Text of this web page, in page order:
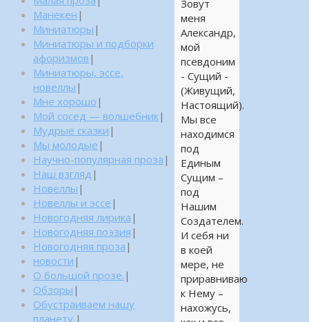
Зовут
меня
Александр,
мой
псевдоним
- Сущий -
(Живущий,
Настоящий).
Мы все
находимся
под
Единым
Сущим –
под
Нашим
Создателем.
И себя ни
в коей
мере, не
приравниваю
к Нему –
нахожусь,
Манекен |
Миниатюры |
Миниатюры и подборки
афоризмов |
Миниатюры, эссе,
новеллы |
Мне хорошо |
Мой сосед — волшебник|
Мудрые сказки |
Мы молодые |
Научно-популярная проза |
Наш взгляд |
Новеллы |
Новеллы и эссе |
Новогодняя лирика |
Новогодняя поэзия |
Новогодняя проза |
новости |
О большой прозе. |
Обзоры |
Обустраиваем нашу
планету. |